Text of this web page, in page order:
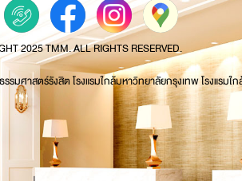
2025 TMM. ALL RIGHTS RESERVED.
รมศาสตร์รังสิต โรงแรมใกล้มหาวิทยาลัยกรุงเทพ โรงแรมใ